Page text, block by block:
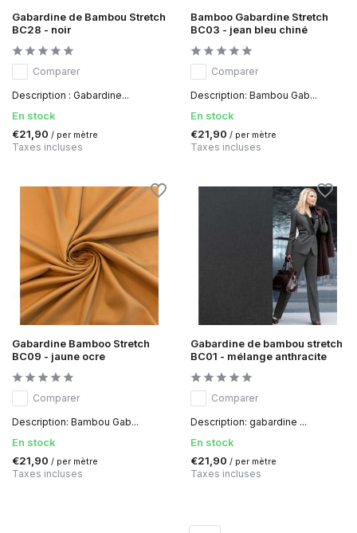
Gabardine de Bambou Stretch
BC28 - noir
Comparer
Description : Gabardine...
En stock
€21,90 / per mètre
Taxes incluses
Bamboo Gabardine Stretch
BC03 - jean bleu chiné
Comparer
Description: Bambou Gab...
En stock
€21,90 / per mètre
Taxes incluses
Gabardine Bamboo Stretch
BC09 - jaune ocre
Comparer
Description: Bambou Gab...
En stock
€21,90 / per mètre
Taxes incluses
Gabardine de bambou stretch
BC01 - mélange anthracite
Comparer
Description: gabardine ...
En stock
€21,90 / per mètre
Taxes incluses